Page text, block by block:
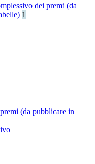
dei premi (da
1
(da pubblicare in